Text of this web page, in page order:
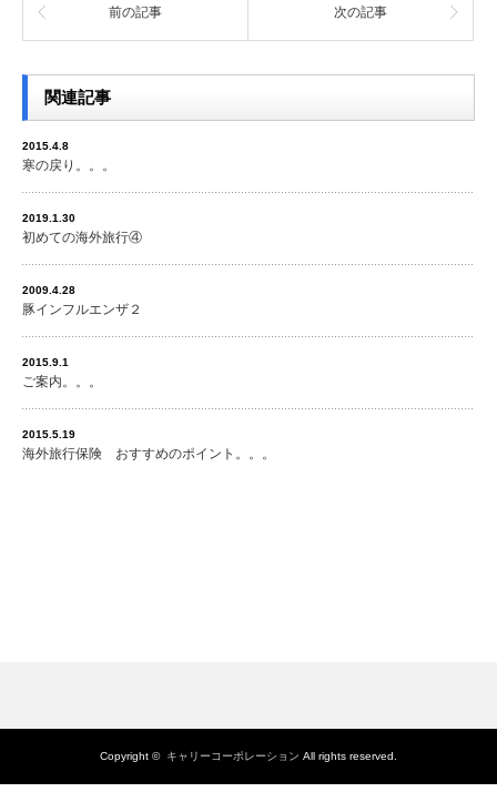
前の記事 次の記事
関連記事
2015.4.8
寒の戻り。。。
2019.1.30
初めての海外旅行④
2009.4.28
豚インフルエンザ２
2015.9.1
ご案内。。。
2015.5.19
海外旅行保険 おすすめのポイント。。。
Copyright © キャリーコーポレーション All rights reserved.